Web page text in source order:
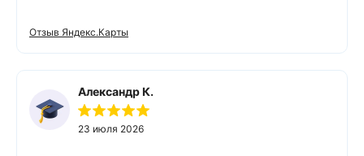
Отзыв Яндекс.Карты
Александр К.
23 июля 2026